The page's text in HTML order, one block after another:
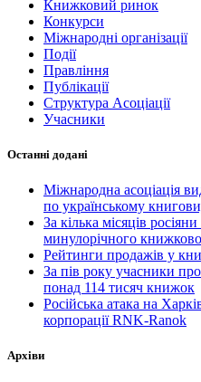
Книжковий ринок
Конкурси
Міжнародні організації
Події
Правління
Публікації
Структура Асоціації
Учасники
Останні додані
Міжнародна асоціація
по українському
За кілька місяців
минулорічного
Рейтинги продажів у
За пів року учасники
понад 114 тисяч книжок
Російська атака на
корпорації RNK-Ranok
Архіви